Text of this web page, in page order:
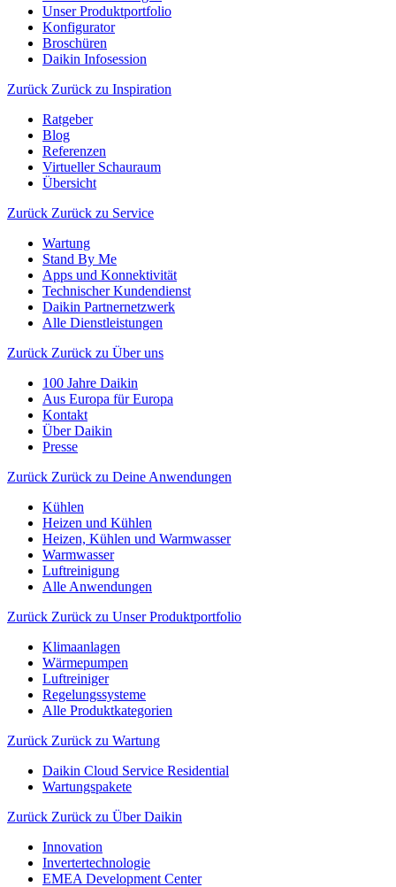
Unser Produktportfolio
Konfigurator
Broschüren
Daikin Infosession
Zurück Zurück zu Inspiration
Ratgeber
Blog
Referenzen
Virtueller Schauraum
Übersicht
Zurück Zurück zu Service
Wartung
Stand By Me
Apps und Konnektivität
Technischer Kundendienst
Daikin Partnernetzwerk
Alle Dienstleistungen
Zurück Zurück zu Über uns
100 Jahre Daikin
Aus Europa für Europa
Kontakt
Über Daikin
Presse
Zurück Zurück zu Deine Anwendungen
Kühlen
Heizen und Kühlen
Heizen, Kühlen und Warmwasser
Warmwasser
Luftreinigung
Alle Anwendungen
Zurück Zurück zu Unser Produktportfolio
Klimaanlagen
Wärmepumpen
Luftreiniger
Regelungssysteme
Alle Produktkategorien
Zurück Zurück zu Wartung
Daikin Cloud Service Residential
Wartungspakete
Zurück Zurück zu Über Daikin
Innovation
Invertertechnologie
EMEA Development Center